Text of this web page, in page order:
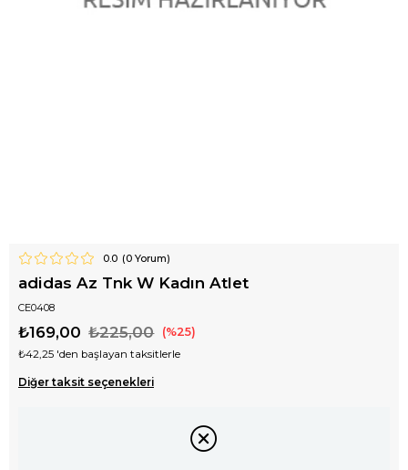
0.0 (0Yorum)
adidas Az Tnk W Kadın Atlet
CE0408
₺225,00
₺169,00 25
₺42,25 'den başlayan taksitlerle
Diğer taksit seçenekleri